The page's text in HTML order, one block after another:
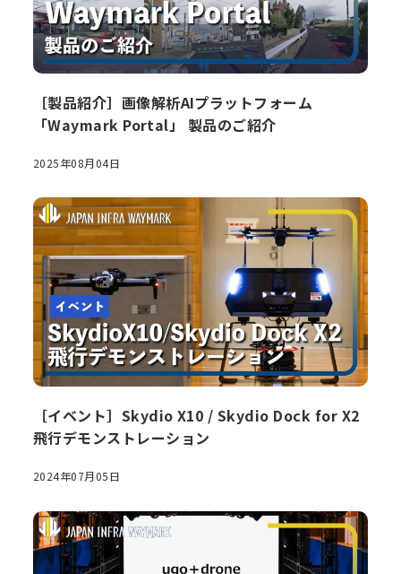
［製品紹介］画像解析AIプラットフォーム
「Waymark Portal」 製品のご紹介
2025年08月04日
［イベント］Skydio X10 / Skydio Dock for X2
飛行デモンストレーション
2024年07月05日